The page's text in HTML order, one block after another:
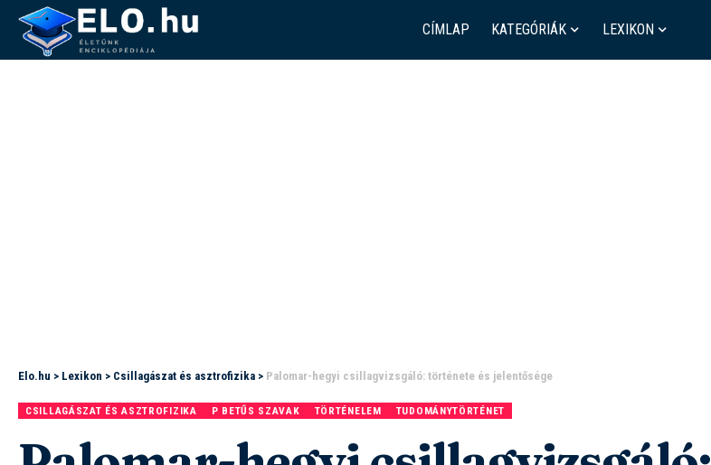
CÍMLAP KATEGÓRIÁK LEXIKON
Elo.hu > Lexikon > Csillagászat és asztrofizika > Palomar-hegyi csillagvizsgáló: története és jelentősége
CSILLAGÁSZAT ÉS ASZTROFIZIKA P BETŰS SZAVAK TÖRTÉNELEM TUDOMÁNYTÖRTÉNET